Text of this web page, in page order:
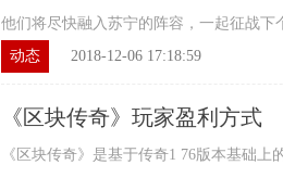
他们将尽快融入苏宁的阵容，一起征战下
动态
2018-12-06 17:18:59
《区块传奇》玩家盈利方式
《区块传奇》是基于传奇1 76版本基础